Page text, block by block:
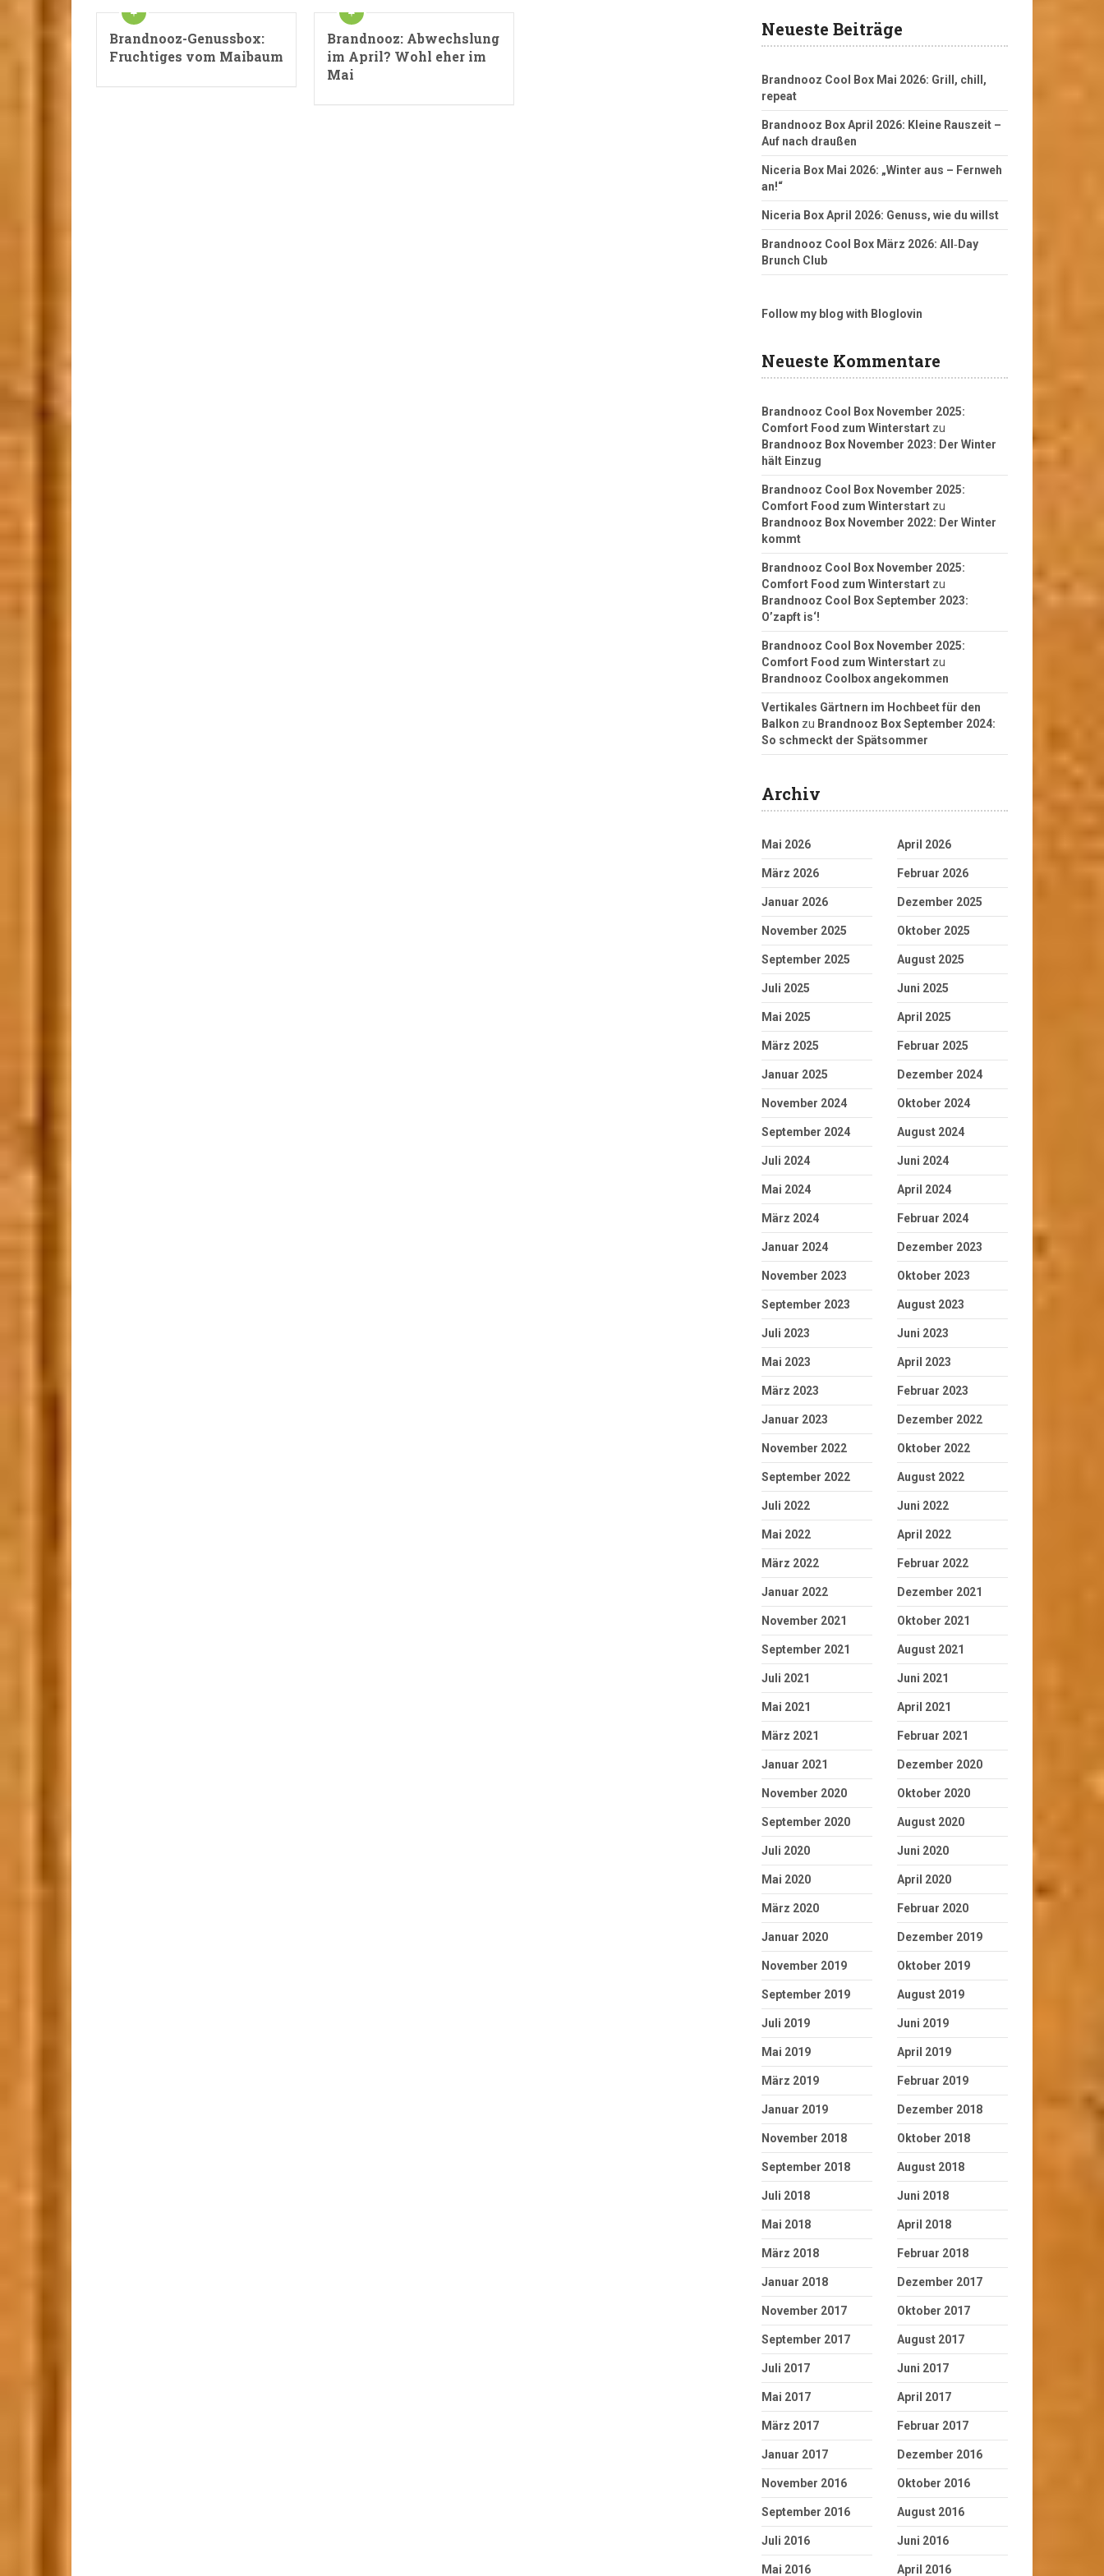
Brandnooz-Genussbox:
Fruchtiges vom Maibaum
Brandnooz: Abwechslung
im April? Wohl eher im
Mai
Neueste Beiträge
Brandnooz Cool Box Mai 2026: Grill, chill,
repeat
Brandnooz Box April 2026: Kleine Rauszeit –
Auf nach draußen
Niceria Box Mai 2026: „Winter aus – Fernweh
an!“
Niceria Box April 2026: Genuss, wie du willst
Brandnooz Cool Box März 2026: All‑Day
Brunch Club
Follow my blog with Bloglovin
Neueste Kommentare
Brandnooz Cool Box November 2025:
Comfort Food zum Winterstart zu
Brandnooz Box November 2023: Der Winter
hält Einzug
Brandnooz Cool Box November 2025:
Comfort Food zum Winterstart zu
Brandnooz Box November 2022: Der Winter
kommt
Brandnooz Cool Box November 2025:
Comfort Food zum Winterstart zu
Brandnooz Cool Box September 2023:
O’zapft is‘!
Brandnooz Cool Box November 2025:
Comfort Food zum Winterstart zu
Brandnooz Coolbox angekommen
Vertikales Gärtnern im Hochbeet für den
Balkon zu Brandnooz Box September 2024:
So schmeckt der Spätsommer
Archiv
Mai 2026 April 2026
März 2026 Februar 2026
Januar 2026 Dezember 2025
November 2025 Oktober 2025
September 2025 August 2025
Juli 2025 Juni 2025
Mai 2025 April 2025
März 2025 Februar 2025
Januar 2025 Dezember 2024
November 2024 Oktober 2024
September 2024 August 2024
Juli 2024 Juni 2024
Mai 2024 April 2024
März 2024 Februar 2024
Januar 2024 Dezember 2023
November 2023 Oktober 2023
September 2023 August 2023
Juli 2023 Juni 2023
Mai 2023 April 2023
März 2023 Februar 2023
Januar 2023 Dezember 2022
November 2022 Oktober 2022
September 2022 August 2022
Juli 2022 Juni 2022
Mai 2022 April 2022
März 2022 Februar 2022
Januar 2022 Dezember 2021
November 2021 Oktober 2021
September 2021 August 2021
Juli 2021 Juni 2021
Mai 2021 April 2021
März 2021 Februar 2021
Januar 2021 Dezember 2020
November 2020 Oktober 2020
September 2020 August 2020
Juli 2020 Juni 2020
Mai 2020 April 2020
März 2020 Februar 2020
Januar 2020 Dezember 2019
November 2019 Oktober 2019
September 2019 August 2019
Juli 2019 Juni 2019
Mai 2019 April 2019
März 2019 Februar 2019
Januar 2019 Dezember 2018
November 2018 Oktober 2018
September 2018 August 2018
Juli 2018 Juni 2018
Mai 2018 April 2018
März 2018 Februar 2018
Januar 2018 Dezember 2017
November 2017 Oktober 2017
September 2017 August 2017
Juli 2017 Juni 2017
Mai 2017 April 2017
März 2017 Februar 2017
Januar 2017 Dezember 2016
November 2016 Oktober 2016
September 2016 August 2016
Juli 2016 Juni 2016
Mai 2016 April 2016